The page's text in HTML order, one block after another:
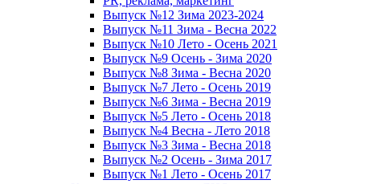
Выпуск №12 Зима 2023-2024
Выпуск №11 Зима - Весна 2022
Выпуск №10 Лето - Осень 2021
Выпуск №9 Осень - Зима 2020
Выпуск №8 Зима - Весна 2020
Выпуск №7 Лето - Осень 2019
Выпуск №6 Зима - Весна 2019
Выпуск №5 Лето - Осень 2018
Выпуск №4 Весна - Лето 2018
Выпуск №3 Зима - Весна 2018
Выпуск №2 Осень - Зима 2017
Выпуск №1 Лето - Осень 2017